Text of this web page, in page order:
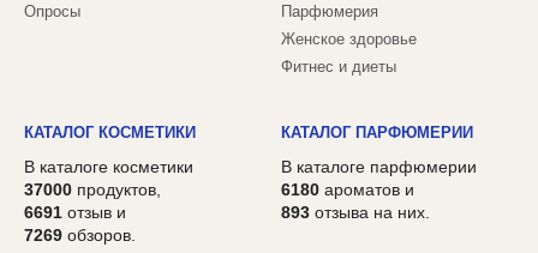
Опросы
Парфюмерия
Женское здоровье
Фитнес и диеты
КАТАЛОГ КОСМЕТИКИ
В каталоге косметики
37000 продуктов,
6691 отзыв и
7269 обзоров.
КАТАЛОГ ПАРФЮМЕРИИ
В каталоге парфюмерии
6180 ароматов и
893 отзыва на них.